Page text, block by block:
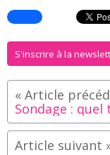
S'inscrire à la
Sondage : quel